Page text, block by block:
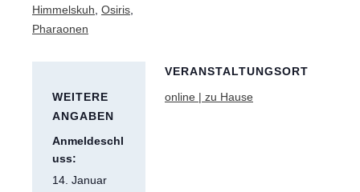
Himmelskuh Osiris
Pharaonen
VERANSTALTUNGSORT
online | zu Hause
WEITERE
ANGABEN
Anmeldeschl
uss:
14. Januar